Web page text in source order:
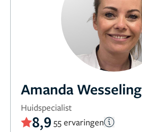
Amanda Wesseling
Huidspecialist
8,9 55 ervaringen